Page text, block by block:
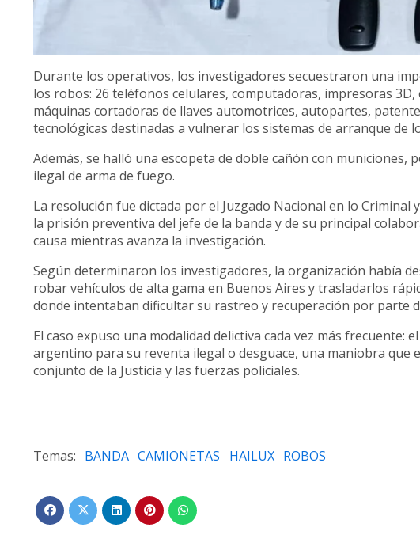
Durante los operativos, los investigadores secuestraron una
los robos: 26 teléfonos celulares, computadoras, impresoras
máquinas cortadoras de llaves automotrices, autopartes,
tecnológicas destinadas a vulnerar los sistemas de arranque de
Además, se halló una escopeta de doble cañón con
ilegal de arma de fuego.
La resolución fue dictada por el Juzgado Nacional en lo Criminal
la prisión preventiva del jefe de la banda y de su principal
causa mientras avanza la investigación.
Según determinaron los investigadores, la organización había
robar vehículos de alta gama en Buenos Aires y trasladarlos
donde intentaban dificultar su rastreo y recuperación por parte
El caso expuso una modalidad delictiva cada vez más
argentino para su reventa ilegal o desguace, una maniobra
conjunto de la Justicia y las fuerzas policiales.
BANDA CAMIONETAS HAILUX ROBOS